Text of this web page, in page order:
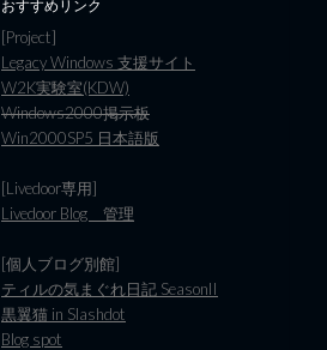
おすすめリンク
[Project]
Legacy Windows 支援サイト
W2K実験室(KDW)
Windows2000掲示板
Win2000SP5 日本語版
[Livedoor専用]
Livedoor Blog 管理
[個人ブログ別館]
ティルの気まぐれ日記 SeasonII
黒翼猫 in Slashdot
Blog spot